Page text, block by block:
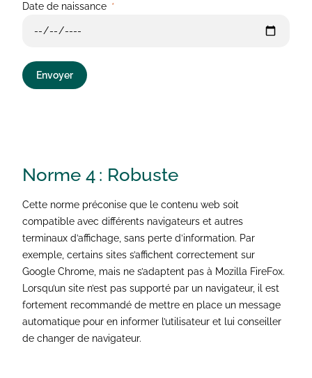
Date de naissance
Envoyer
Norme 4 : Robuste
Cette norme préconise que le contenu web soit
compatible avec différents navigateurs et autres
terminaux d’affichage, sans perte d’information. Par
exemple, certains sites s’affichent correctement sur
Google Chrome, mais ne s’adaptent pas à Mozilla FireFox.
Lorsqu’un site n’est pas supporté par un navigateur, il est
fortement recommandé de mettre en place un message
automatique pour en informer l’utilisateur et lui conseiller
de changer de navigateur.